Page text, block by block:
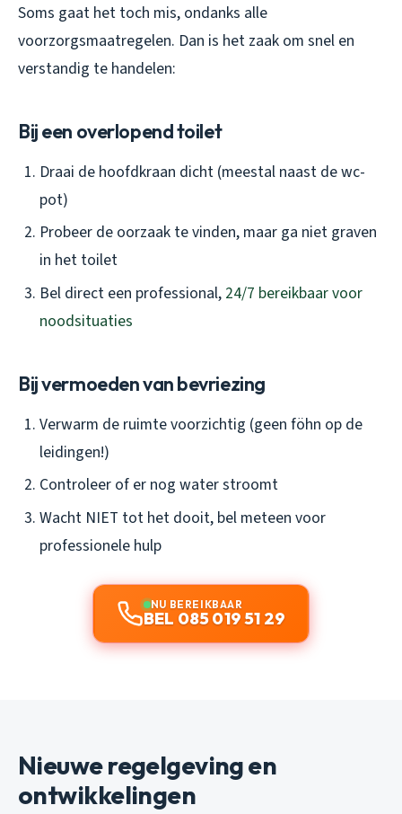
Soms gaat het toch mis, ondanks alle
voorzorgsmaatregelen. Dan is het zaak om snel en
verstandig te handelen:
Bij een overlopend toilet
Draai de hoofdkraan dicht (meestal naast de wc-
pot)
Probeer de oorzaak te vinden, maar ga niet graven
in het toilet
Bel direct een professional, 24/7 bereikbaar voor
noodsituaties
Bij vermoeden van bevriezing
Verwarm de ruimte voorzichtig (geen föhn op de
leidingen!)
Controleer of er nog water stroomt
Wacht NIET tot het dooit, bel meteen voor
professionele hulp
NU BEREIKBAAR
BEL 085 019 51 29
Nieuwe regelgeving en
ontwikkelingen